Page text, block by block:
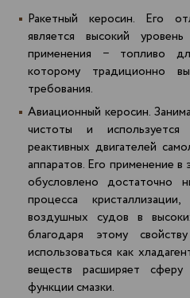
Ракетный керосин. Его
является высокий
применения − топливо
которому традиционно
требования.
Авиационный керосин.
чистоты и
реактивных двигателей
аппаратов. Его применение
обусловлено достаточно
процесса
воздушных судов в
благодаря этому
использоваться как
веществ расширяет
функции смазки.